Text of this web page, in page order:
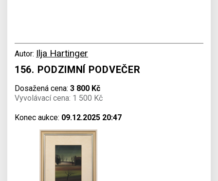
Autor: Ilja Hartinger
156. PODZIMNÍ PODVEČER
Dosažená cena: 3 800 Kč
Vyvolávací cena: 1 500 Kč
Konec aukce: 09.12.2025 20:47